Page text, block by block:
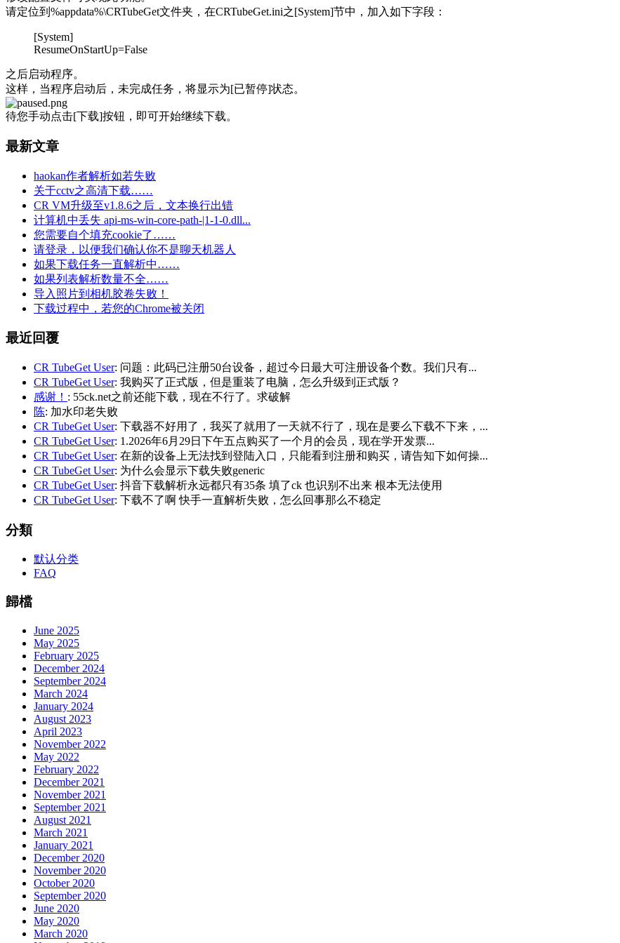
请定位到%appdata%\CRTubeGet文件夹，在CRTubeGet.ini之[System]节中，加入如下字段：
[System]
ResumeOnStartUp=False
之后启动程序。
这样，当程序启动后，未完成任务，将显示为[已暂停]状态。
待您手动点击[下载]按钮，即可开始继续下载。
最新文章
haokan作者解析如若失败
关于cctv之高清下载……
CR VM升级至v1.8.6之后，文本换行出错
计算机中丢失 api-ms-win-core-path-|1-1-0.dll...
您需要自个填充cookie了……
请登录，以便我们确认你不是聊天机器人
如果下载任务一直解析中……
如果列表解析数量不全……
导入照片到相机胶卷失败！
下载过程中，若您的Chrome被关闭
最近回覆
CR TubeGet User: 问题：此码已注册50台设备，超过今日最大可注册设备个数。我们只有...
CR TubeGet User: 我购买了正式版，但是重装了电脑，怎么升级到正式版？
感谢！ : 55ck.net之前还能下载，现在不行了。求破解
陈: 加水印老失败
CR TubeGet User: 下载器不好用了，我买了就用了一天就不行了，现在是要么下载不下来，...
CR TubeGet User: 1.2026年6月29日下午五点购买了一个月的会员，现在学开发票...
CR TubeGet User: 在新的设备上无法找到登陆入口，只能看到注册和购买，请告知下如何操...
CR TubeGet User: 为什么会显示下载失败generic
CR TubeGet User: 抖音下载解析永远都只有35条 填了ck 也识别不出来 根本无法使用
CR TubeGet User: 下载不了啊 快手一直解析失败，怎么回事那么不稳定
分類
默认分类
FAQ
歸檔
June 2025
May 2025
February 2025
December 2024
September 2024
March 2024
January 2024
August 2023
April 2023
November 2022
May 2022
February 2022
December 2021
November 2021
September 2021
August 2021
March 2021
January 2021
December 2020
November 2020
October 2020
September 2020
June 2020
May 2020
March 2020